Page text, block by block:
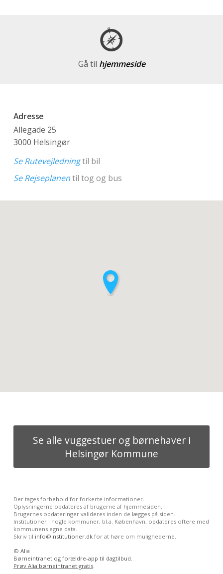
Gå til hjemmeside
Adresse
Allegade 25
3000 Helsingør
Se Rutevejledningtil bil
Se Rejseplanentil tog og bus
Se alle vuggestuer og børnehaver i
Helsingør Kommune
Der tages forbehold for forkerte informationer.
Oplysningerne opdateres af brugerne af hjemmesiden.
Brugernes opdateringer valideres inden de lægges på siden.
Institutioner i nogle kommuner, bl.a. København, opdateres oftere med
kommunens egne data.
Skriv til info@institutioner.dkfor at høre om mulighederne.
© Alia
Børneintranet og forældre-app til dagtilbud.
Prøv Alia børneintranet gratis.